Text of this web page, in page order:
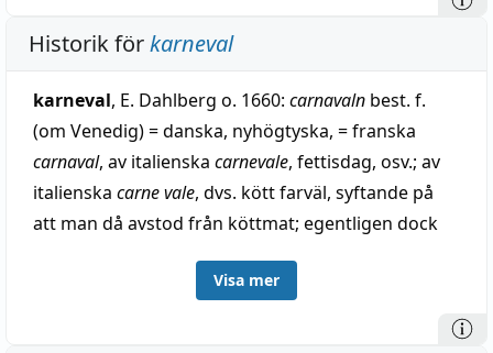
Historik förkarneval
karneval, E. Dahlberg o. 1660: carnavaln best. f.
(om Venedig) = danska, nyhögtyska, = franska
carnaval, av italienska carnevale, fettisdag, osv.; av
italienska carne vale, dvs. kött farväl, syftande på
att man då avstod från köttmat; egentligen dock
, skeppsvagn, betecknande skepp på
Visa mer